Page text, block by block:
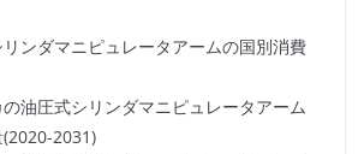
リンダマニピュレータアームの国別消費
の油圧式シリンダマニピュレータアーム
2031)